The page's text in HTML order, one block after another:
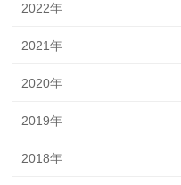
2022年
2021年
2020年
2019年
2018年